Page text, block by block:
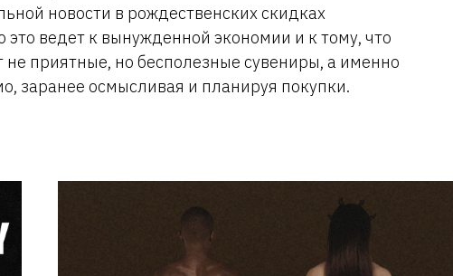
новости в рождественских скидках
это ведет к вынужденной экономии и к тому, что
приятные, но бесполезные сувениры, а именно
заранее осмысливая и планируя покупки.